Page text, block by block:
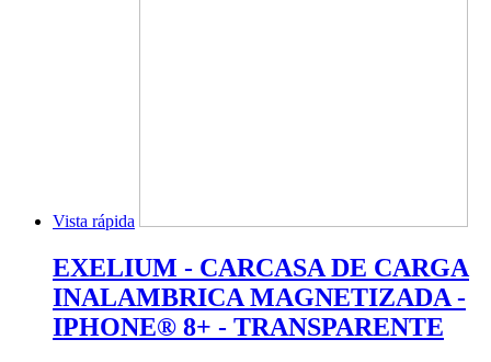
Vista rápida
EXELIUM - CARCASA DE CARGA
INALAMBRICA MAGNETIZADA -
IPHONE® 8+ - TRANSPARENTE